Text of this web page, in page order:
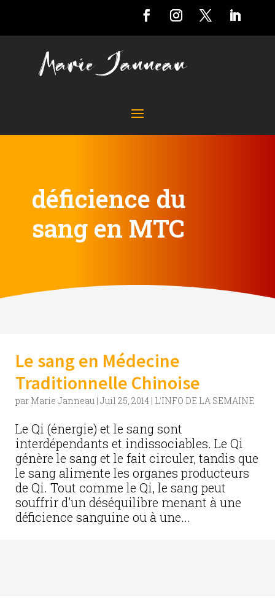
déficience du
sang en MTC
Le sang en Médecine
Traditionnelle Chinoise
par Marie Janneau | Juil 25, 2014 | L'INFO DE LA SEMAINE
Le Qi (énergie) et le sang sont
interdépendants et indissociables. Le Qi
génère le sang et le fait circuler, tandis que
le sang alimente les organes producteurs
de Qi. Tout comme le Qi, le sang peut
souffrir d’un déséquilibre menant à une
déficience sanguine ou à une...